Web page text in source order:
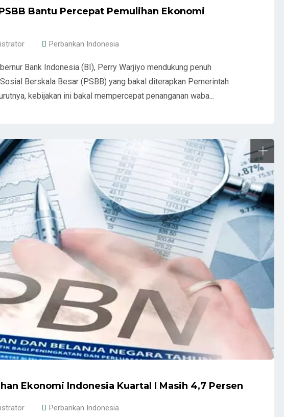
Bantu Percepat Pemulihan Ekonomi
Perbankan Indonesia
Bank Indonesia (BI), Perry Warjiyo mendukung penuh
Berskala Besar (PSBB) yang bakal diterapkan Pemerintah
kebijakan ini bakal mempercepat penanganan waba...
Ekonomi Indonesia Kuartal I Masih 4,7 Persen
Perbankan Indonesia